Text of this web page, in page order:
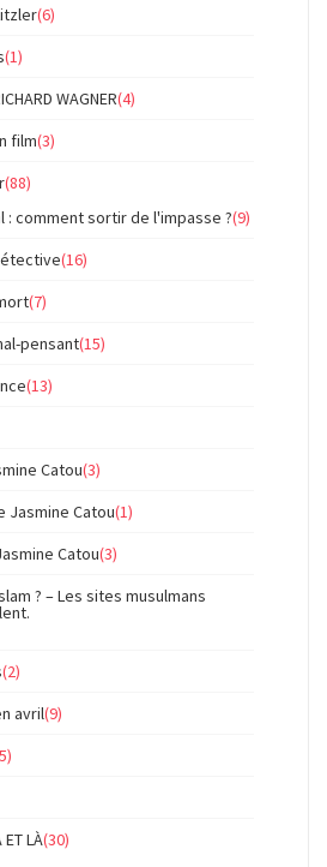
(6)
(1)
WAGNER(4)
film(3)
(88)
: comment sortir de l'impasse ?(9)
(16)
(7)
pensant(15)
(13)
Catou(3)
Jasmine Catou(1)
Catou(3)
? – Les sites musulmans
(2)
avril(9)
ET LÀ(30)